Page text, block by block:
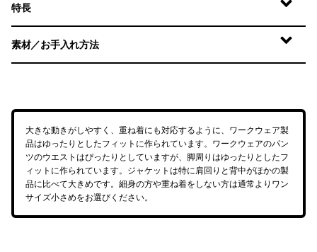
特長
素材／お手入れ方法
大きな動きがしやすく、重ね着にも対応するように、ワークウェア製
品はゆったりとしたフィットに作られています。ワークウェアのパン
ツのウエストはぴったりとしていますが、脚周りはゆったりとしたフ
ィットに作られています。ジャケットは特に肩回りと背中がほかの製
品に比べて大きめです。細身の方や重ね着をしない方は通常よりワン
サイズ小さめをお選びください。